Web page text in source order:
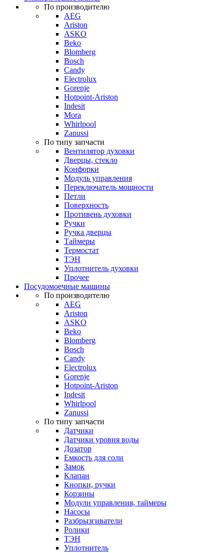
По производителю
AEG
Ariston
ASKO
Beko
Blomberg
Bosch
Candy
Electrolux
Gorenje
Hotpoint-Ariston
Indesit
Mora
Whirlpool
Zanussi
По типу запчасти
Вентилятор духовки
Дверцы, стекло
Конфорки
Модуль управления
Переключатель мощности
Петли
Поверхность
Противень духовки
Ручки
Ручка дверцы
Таймеры
Термостат
ТЭН
Уплотнитель духовки
Прочее
Посудомоечные машины
По производителю
AEG
Ariston
ASKO
Beko
Blomberg
Bosch
Candy
Electrolux
Gorenje
Hotpoint-Ariston
Indesit
Whirlpool
Zanussi
По типу запчасти
Датчики
Датчики уровня воды
Дозатор
Емкость для соли
Замок
Клапан
Кнопки, ручки
Корзины
Модули управления, таймеры
Насосы
Разбрызгиватели
Ролики
ТЭН
Уплотнитель